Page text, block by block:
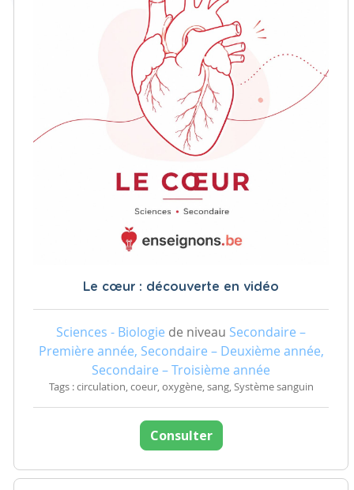
Le cœur : découverte en vidéo
Sciences - Biologie de niveau Secondaire –
Première année, Secondaire – Deuxième année,
Secondaire – Troisième année
Tags : circulation, coeur, oxygène, sang, Système sanguin
Consulter